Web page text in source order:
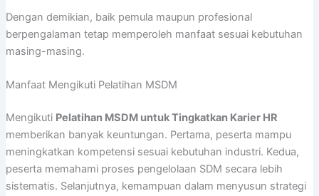
Dengan demikian, baik pemula maupun profesional
berpengalaman tetap memperoleh manfaat sesuai kebutuhan
masing-masing.
Manfaat Mengikuti Pelatihan MSDM
Mengikuti Pelatihan MSDM untuk Tingkatkan Karier HR
memberikan banyak keuntungan. Pertama, peserta mampu
meningkatkan kompetensi sesuai kebutuhan industri. Kedua,
peserta memahami proses pengelolaan SDM secara lebih
sistematis. Selanjutnya, kemampuan dalam menyusun strategi